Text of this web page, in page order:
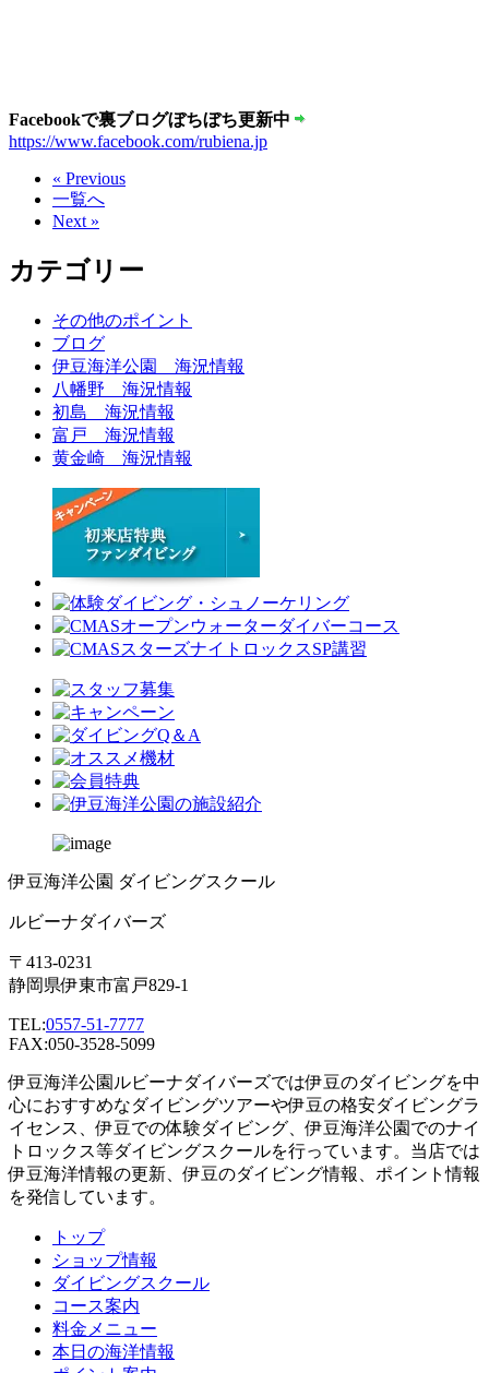
Facebookで裏ブログぼちぼち更新中
https://www.facebook.com/rubiena.jp
« Previous
一覧へ
Next »
カテゴリー
その他のポイント
ブログ
伊豆海洋公園 海況情報
八幡野 海況情報
初島 海況情報
富戸 海況情報
黄金崎 海況情報
伊豆海洋公園 ダイビングスクール
ルビーナダイバーズ
〒413-0231
静岡県伊東市富戸829-1
TEL:0557-51-7777
FAX:050-3528-5099
伊豆海洋公園ルビーナダイバーズでは伊豆のダイビングを中
心におすすめなダイビングツアーや伊豆の格安ダイビングラ
イセンス、伊豆での体験ダイビング、伊豆海洋公園でのナイ
トロックス等ダイビングスクールを行っています。当店では
伊豆海洋情報の更新、伊豆のダイビング情報、ポイント情報
を発信しています。
トップ
ショップ情報
ダイビングスクール
コース案内
料金メニュー
本日の海洋情報